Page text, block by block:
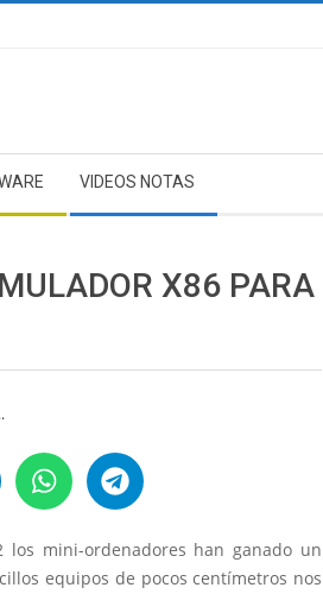
VIDEOS NOTAS
X86 PARA
los mini-ordenadores han ganado un
equipos de pocos centímetros nos